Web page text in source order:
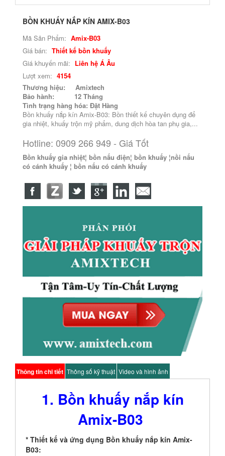
BỒN KHUẤY NẮP KÍN AMIX-B03
Mã Sản Phẩm: Amix-B03
Giá bán: Thiết kế bồn khuấy
Giá khuyến mãi: Liên hệ Á Âu
Lượt xem: 4154
Thương hiệu: Amixtech
Bảo hành: 12 Tháng
Tình trạng hàng hóa: Đặt Hàng
Bồn khuấy nắp kín Amix-B03: Bồn thiết kế chuyên dụng để
gia nhiệt, khuấy trộn mỹ phẩm, dung dịch hòa tan phụ gia,...
Hotline: 0909 266 949 - Giá Tốt
Bồn khuấy gia nhiệt¦ bồn nấu điện¦ bồn khuấy ¦nồi nấu
có cánh khuấy ¦ bồn nấu có cánh khuấy
Thông tin chi tiết Thông số kỹ thuật Video và hình ảnh
1. Bồn khuấy nắp kín
Amix-B03
* Thiết kế và ứng dụng Bồn khuấy nắp kín Amix-
B03: